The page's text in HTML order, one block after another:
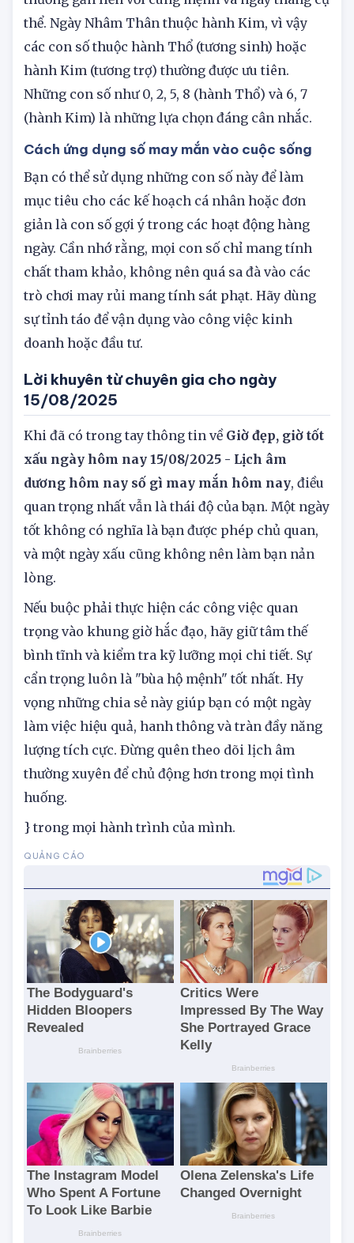
Con số may mắn không tự nhiên xuất hiện mà
thường gắn liền với cung mệnh và ngày tháng cụ
thể. Ngày Nhâm Thân thuộc hành Kim, vì vậy
các con số thuộc hành Thổ (tương sinh) hoặc
hành Kim (tương trợ) thường được ưu tiên.
Những con số như 0, 2, 5, 8 (hành Thổ) và 6, 7
(hành Kim) là những lựa chọn đáng cân nhắc.
Cách ứng dụng số may mắn vào cuộc sống
Bạn có thể sử dụng những con số này để làm
mục tiêu cho các kế hoạch cá nhân hoặc đơn
giản là con số gợi ý trong các hoạt động hàng
ngày. Cần nhớ rằng, mọi con số chỉ mang tính
chất tham khảo, không nên quá sa đà vào các
trò chơi may rủi mang tính sát phạt. Hãy dùng
sự tỉnh táo để vận dụng vào công việc kinh
doanh hoặc đầu tư.
Lời khuyên từ chuyên gia cho ngày
15/08/2025
Khi đã có trong tay thông tin về
Giờ đẹp, giờ tốt
xấu ngày hôm nay 15/08/2025 - Lịch âm
dương hôm nay số gì may mắn hôm nay, điều
quan trọng nhất vẫn là thái độ của bạn. Một ngày
tốt không có nghĩa là bạn được phép chủ quan,
và một ngày xấu cũng không nên làm bạn nản
lòng.
Nếu buộc phải thực hiện các công việc quan
trọng vào khung giờ hắc đạo, hãy giữ tâm thế
bình tĩnh và kiểm tra kỹ lưỡng mọi chi tiết. Sự
cẩn trọng luôn là "bùa hộ mệnh" tốt nhất. Hy
vọng những chia sẻ này giúp bạn có một ngày
làm việc hiệu quả, hanh thông và tràn đầy năng
lượng tích cực. Đừng quên theo dõi lịch âm
thường xuyên để chủ động hơn trong mọi tình
huống.
} trong mọi hành trình của mình.